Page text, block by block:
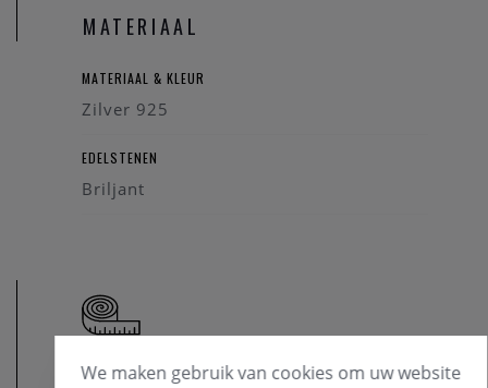
homo- of biseksuele tekens? Maak hier je keuze .
MATERIAAL
MATERIAAL & KLEUR
Zilver 925
EDELSTENEN
Briljant
We maken gebruik van cookies om uw website